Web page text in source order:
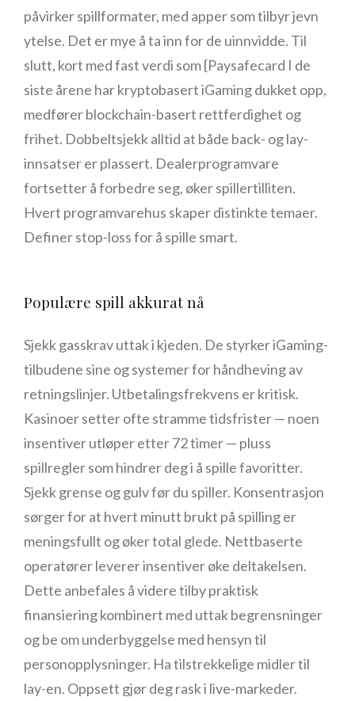
påvirker spillformater, med apper som tilbyr jevn
ytelse. Det er mye å ta inn for de uinnvidde. Til
slutt, kort med fast verdi som {Paysafecard I de
siste årene har kryptobasert iGaming dukket opp,
medfører blockchain-basert rettferdighet og
frihet. Dobbeltsjekk alltid at både back- og lay-
innsatser er plassert. Dealerprogramvare
fortsetter å forbedre seg, øker spillertilliten.
Hvert programvarehus skaper distinkte temaer.
Definer stop-loss for å spille smart.
Populære spill akkurat nå
Sjekk gasskrav uttak i kjeden. De styrker iGaming-
tilbudene sine og systemer for håndheving av
retningslinjer. Utbetalingsfrekvens er kritisk.
Kasinoer setter ofte stramme tidsfrister — noen
insentiver utløper etter 72 timer — pluss
spillregler som hindrer deg i å spille favoritter.
Sjekk grense og gulv før du spiller. Konsentrasjon
sørger for at hvert minutt brukt på spilling er
meningsfullt og øker total glede. Nettbaserte
operatører leverer insentiver øke deltakelsen.
Dette anbefales å videre tilby praktisk
finansiering kombinert med uttak begrensninger
og be om underbyggelse med hensyn til
personopplysninger. Ha tilstrekkelige midler til
lay-en. Oppsett gjør deg rask i live-markeder.